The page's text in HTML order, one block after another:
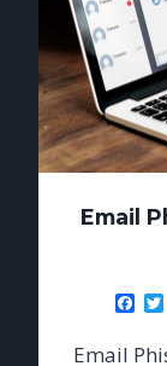
Email
Email